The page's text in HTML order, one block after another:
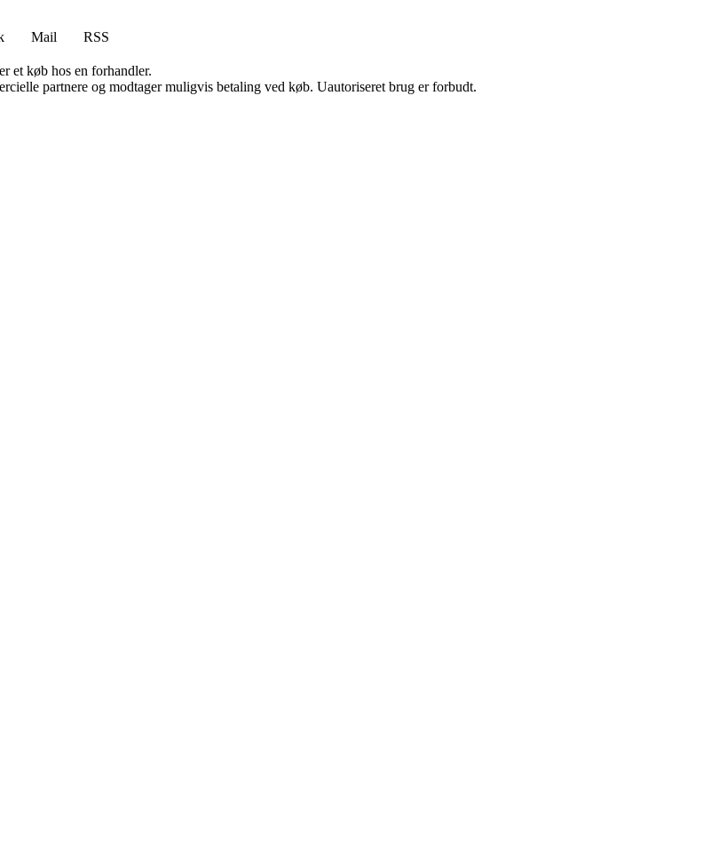
Mail
RSS
et køb hos en forhandler.
partnere og modtager muligvis betaling ved køb. Uautoriseret brug er forbudt.